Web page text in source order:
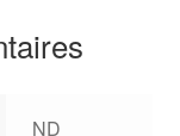
ND